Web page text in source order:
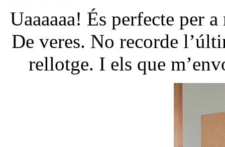
Uaaaaaa! És perfecte per
De veres. No recorde
rellotge. I els que